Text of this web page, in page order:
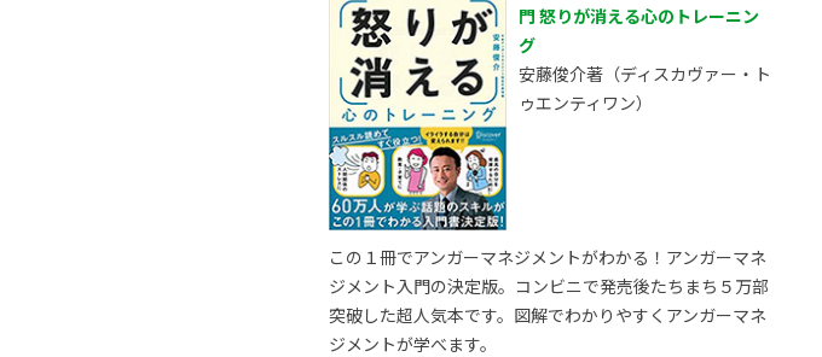
門 怒りが消える心のトレーニン
グ
安藤俊介著（ディスカヴァー・ト
ゥエンティワン）
この１冊でアンガーマネジメントがわかる！アンガーマネ
ジメント入門の決定版。コンビニで発売後たちまち５万部
突破した超人気本です。図解でわかりやすくアンガーマネ
ジメントが学べます。